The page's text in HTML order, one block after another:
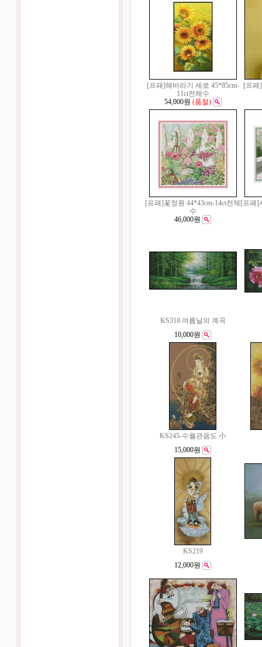
[프패]해바라기 세로 45*85cm-
11ct전체수
54,000원 (품절)
[프패
[프패]꽃정원 44*43cm-14ct전체
수
46,000원
[프패]
KS318 여름날의 계곡
10,000원
KS245-수월관음도 小
15,000원
KS219
12,000원